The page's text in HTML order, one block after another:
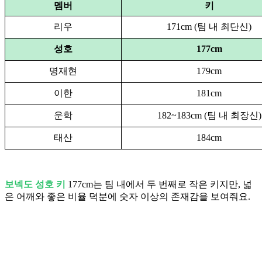
멤버 키
리우 171cm (팀 내 최단신)
성호 177cm
명재현 179cm
이한 181cm
운학 182~183cm (팀 내 최장신)
태산 184cm
보넥도 성호 키
177cm는 팀 내에서 두 번째로 작은 키지만, 넓
은 어깨와 좋은 비율 덕분에 숫자 이상의 존재감을 보여줘요.